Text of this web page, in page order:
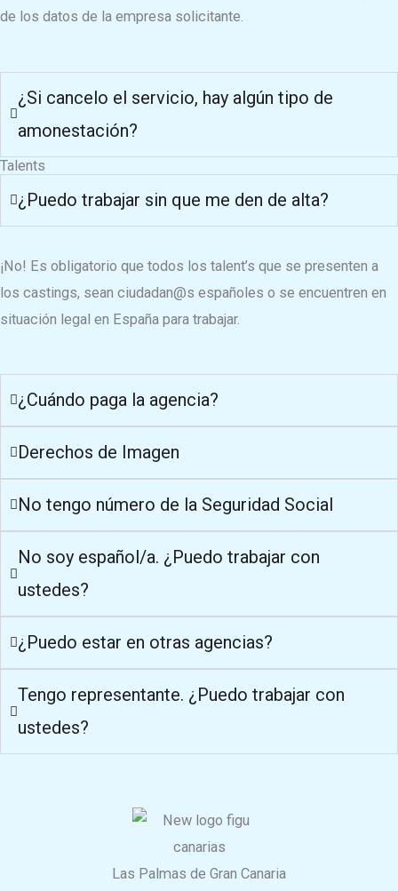
de los datos de la empresa solicitante.
¿Si cancelo el servicio, hay algún tipo de
amonestación?
Talents
¿Puedo trabajar sin que me den de alta?
¡No! Es obligatorio que todos los talent’s que se presenten a
los castings, sean ciudadan@s españoles o se encuentren en
situación legal en España para trabajar.
¿Cuándo paga la agencia?
Derechos de Imagen
No tengo número de la Seguridad Social
No soy español/a. ¿Puedo trabajar con
ustedes?
¿Puedo estar en otras agencias?
Tengo representante. ¿Puedo trabajar con
ustedes?
Las Palmas de Gran Canaria